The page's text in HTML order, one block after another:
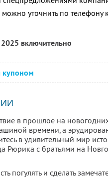
уточнить по телефону
включительно
купоном
в прошлое на
времени, а
в удивительный мир
Рюрика с братьями на
погулять и сделать